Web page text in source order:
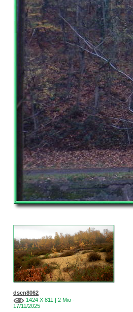
dscn8062
1424 X 811 | 2 Mio -
17/11/2025